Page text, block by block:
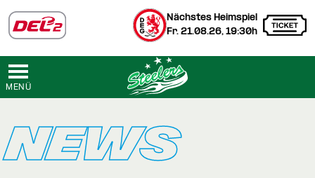
Nächstes Heimspiel
Fr. 21.08.26, 19:30h
MENÜ
NEWS